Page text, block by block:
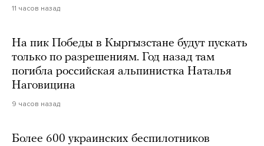
11 часов назад
На пик Победы в Кыргызстане будут пускать
только по разрешениям. Год назад там
погибла российская альпинистка Наталья
Наговицина
9 часов назад
Более 600 украинских беспилотников